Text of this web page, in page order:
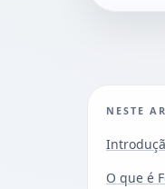
NESTE
O que é